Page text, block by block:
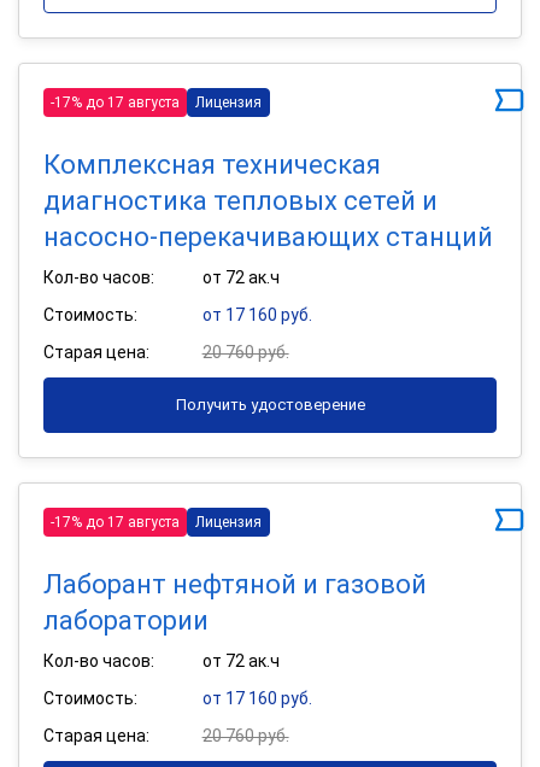
-17% до 17 августа Лицензия
Комплексная техническая
диагностика тепловых сетей и
насосно-перекачивающих станций
Кол-во часов:
от 72 ак.ч
Стоимость:
от 17 160 руб.
Старая цена:
20 760 руб.
Получить удостоверение
-17% до 17 августа Лицензия
Лаборант нефтяной и газовой
лаборатории
Кол-во часов:
от 72 ак.ч
Стоимость:
от 17 160 руб.
Старая цена:
20 760 руб.